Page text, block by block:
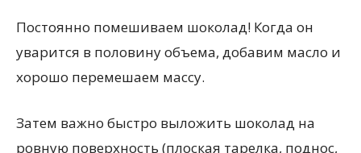
Постоянно помешиваем шоколад! Когда он
уварится в половину объема, добавим масло и
хорошо перемешаем массу.
Затем важно быстро выложить шоколад на
ровную поверхность (плоская тарелка, поднос,